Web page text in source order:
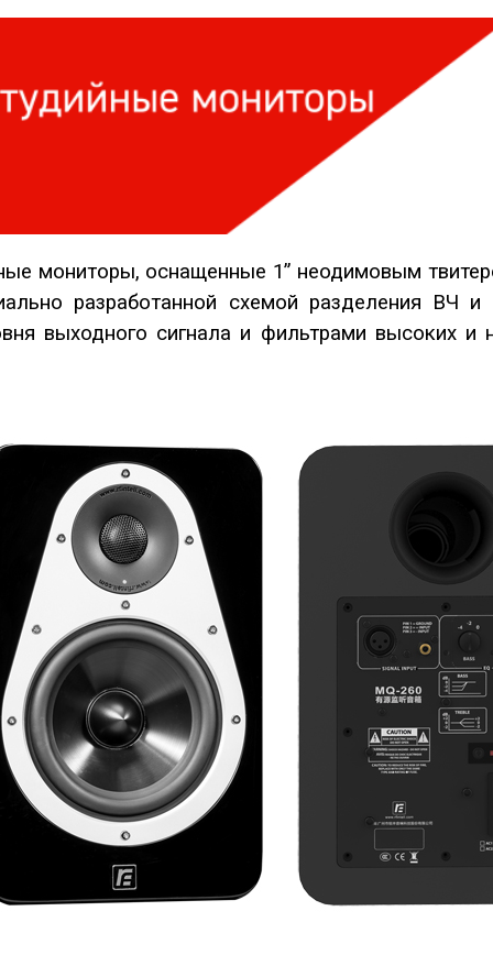
мониторы, оснащенные 1” неодимовым
разработанной схемой разделения ВЧ
выходного сигнала и фильтрами высоких и